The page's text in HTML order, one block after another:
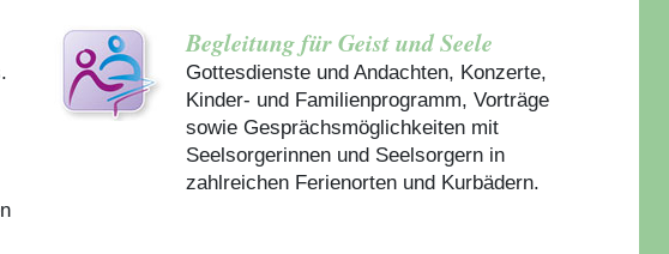
Begleitung für Geist und Seele
Gottesdienste und Andachten, Konzerte,
Kinder- und Familienprogramm, Vorträge
sowie Gesprächsmöglichkeiten mit
Seelsorgerinnen und Seelsorgern in
zahlreichen Ferienorten und Kurbädern.